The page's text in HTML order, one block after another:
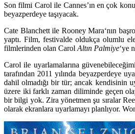
Son filmi Carol ile Cannes’ın en çok
beyazperdeye taşıyacak.
Cate Blanchettile Rooney Mara‘nın
yaptı. Film, festivalde oldukça olumlu
filmlerinden olan Carol Altın Palmiye‘ye
Carol ile uyarlamalarına
tarafından 2011 yılında beyazperdeye
dahil olmadığı bir tür; ancak kendisinin
üzere iki farklı zaman diliminde geçen
bir bilgi yok. Zira yönetmen şu sıralar
olarak ekranlara uyarlamayı planlıyor.